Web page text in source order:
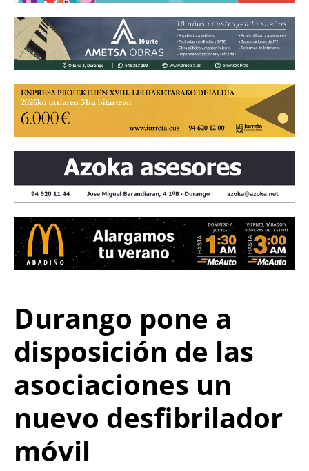
Durango pone a
disposición de las
asociaciones un
nuevo desfibrilador
móvil